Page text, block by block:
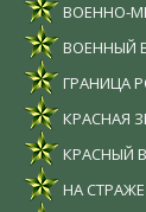
ВОЕННО-
ВОЕННЫЙ
ГРАНИЦА
КРАСНАЯ
КРАСНЫЙ
НА